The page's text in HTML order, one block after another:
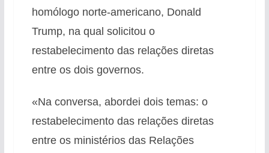
homólogo norte-americano, Donald
Trump, na qual solicitou o
restabelecimento das relações diretas
entre os dois governos.
«Na conversa, abordei dois temas: o
restabelecimento das relações diretas
entre os ministérios das Relações